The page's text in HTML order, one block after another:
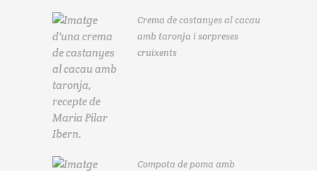
Crema de castanyes al cacau
amb taronja i sorpreses
cruixents
Compota de poma amb